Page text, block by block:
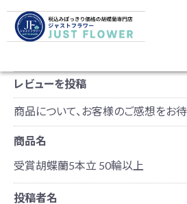
シーンで選
大きさ・種類で
レビューを投稿
商品について、お客様のご感想をお待
商品名
受賞胡蝶蘭5本立 50輪以上
投稿者名